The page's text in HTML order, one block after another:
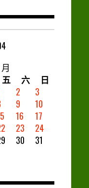
五 六
日
2
3
9
10
16
17
23
24
30
31